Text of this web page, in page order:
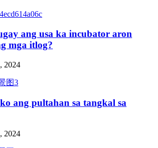
ang usa ka incubator aron
mga itlog?
2024
ang pultahan sa tangkal sa
2024